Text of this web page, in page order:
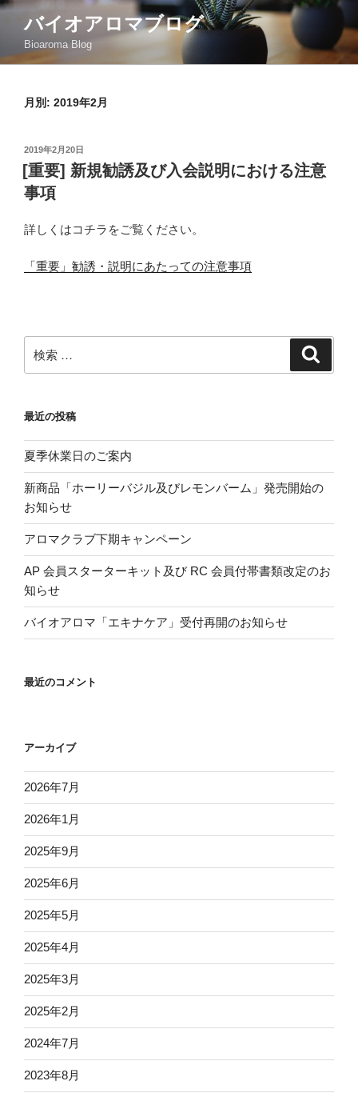
コ
ン
バイオアロマブログ
Bioaroma Blog
月別: 2019年2月
投
稿
日:
2019年2月20日
[重要] 新規勧誘及び入会説明における注意
事項
詳しくはコチラをご覧ください。
「重要」勧誘・説明にあたっての注意事項
索:
最近の投稿
夏季休業日のご案内
新商品「ホーリーバジル及びレモンバーム」発売開始の
お知らせ
アロマクラブ下期キャンペーン
AP 会員スターターキット及び RC 会員付帯書類改定のお
知らせ
バイオアロマ「エキナケア」受付再開のお知らせ
最近のコメント
アーカイブ
2026年7月
2026年1月
2025年9月
2025年6月
2025年5月
2025年4月
2025年3月
2025年2月
2024年7月
2023年8月